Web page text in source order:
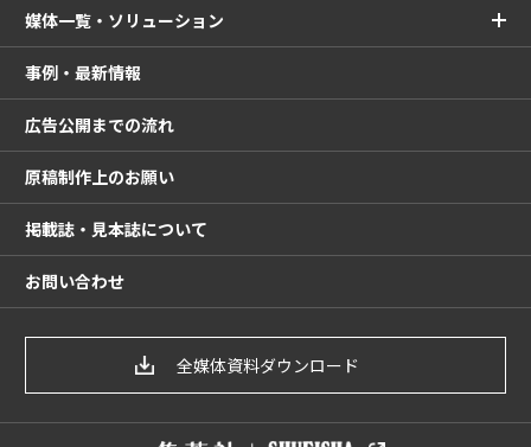
媒体一覧・ソリューション
事例・最新情報
広告公開までの流れ
原稿制作上のお願い
掲載誌・見本誌について
お問い合わせ
全媒体資料ダウンロード